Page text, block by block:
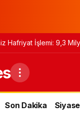
Hafriyat İşlemi: 9,3
Son Dakika